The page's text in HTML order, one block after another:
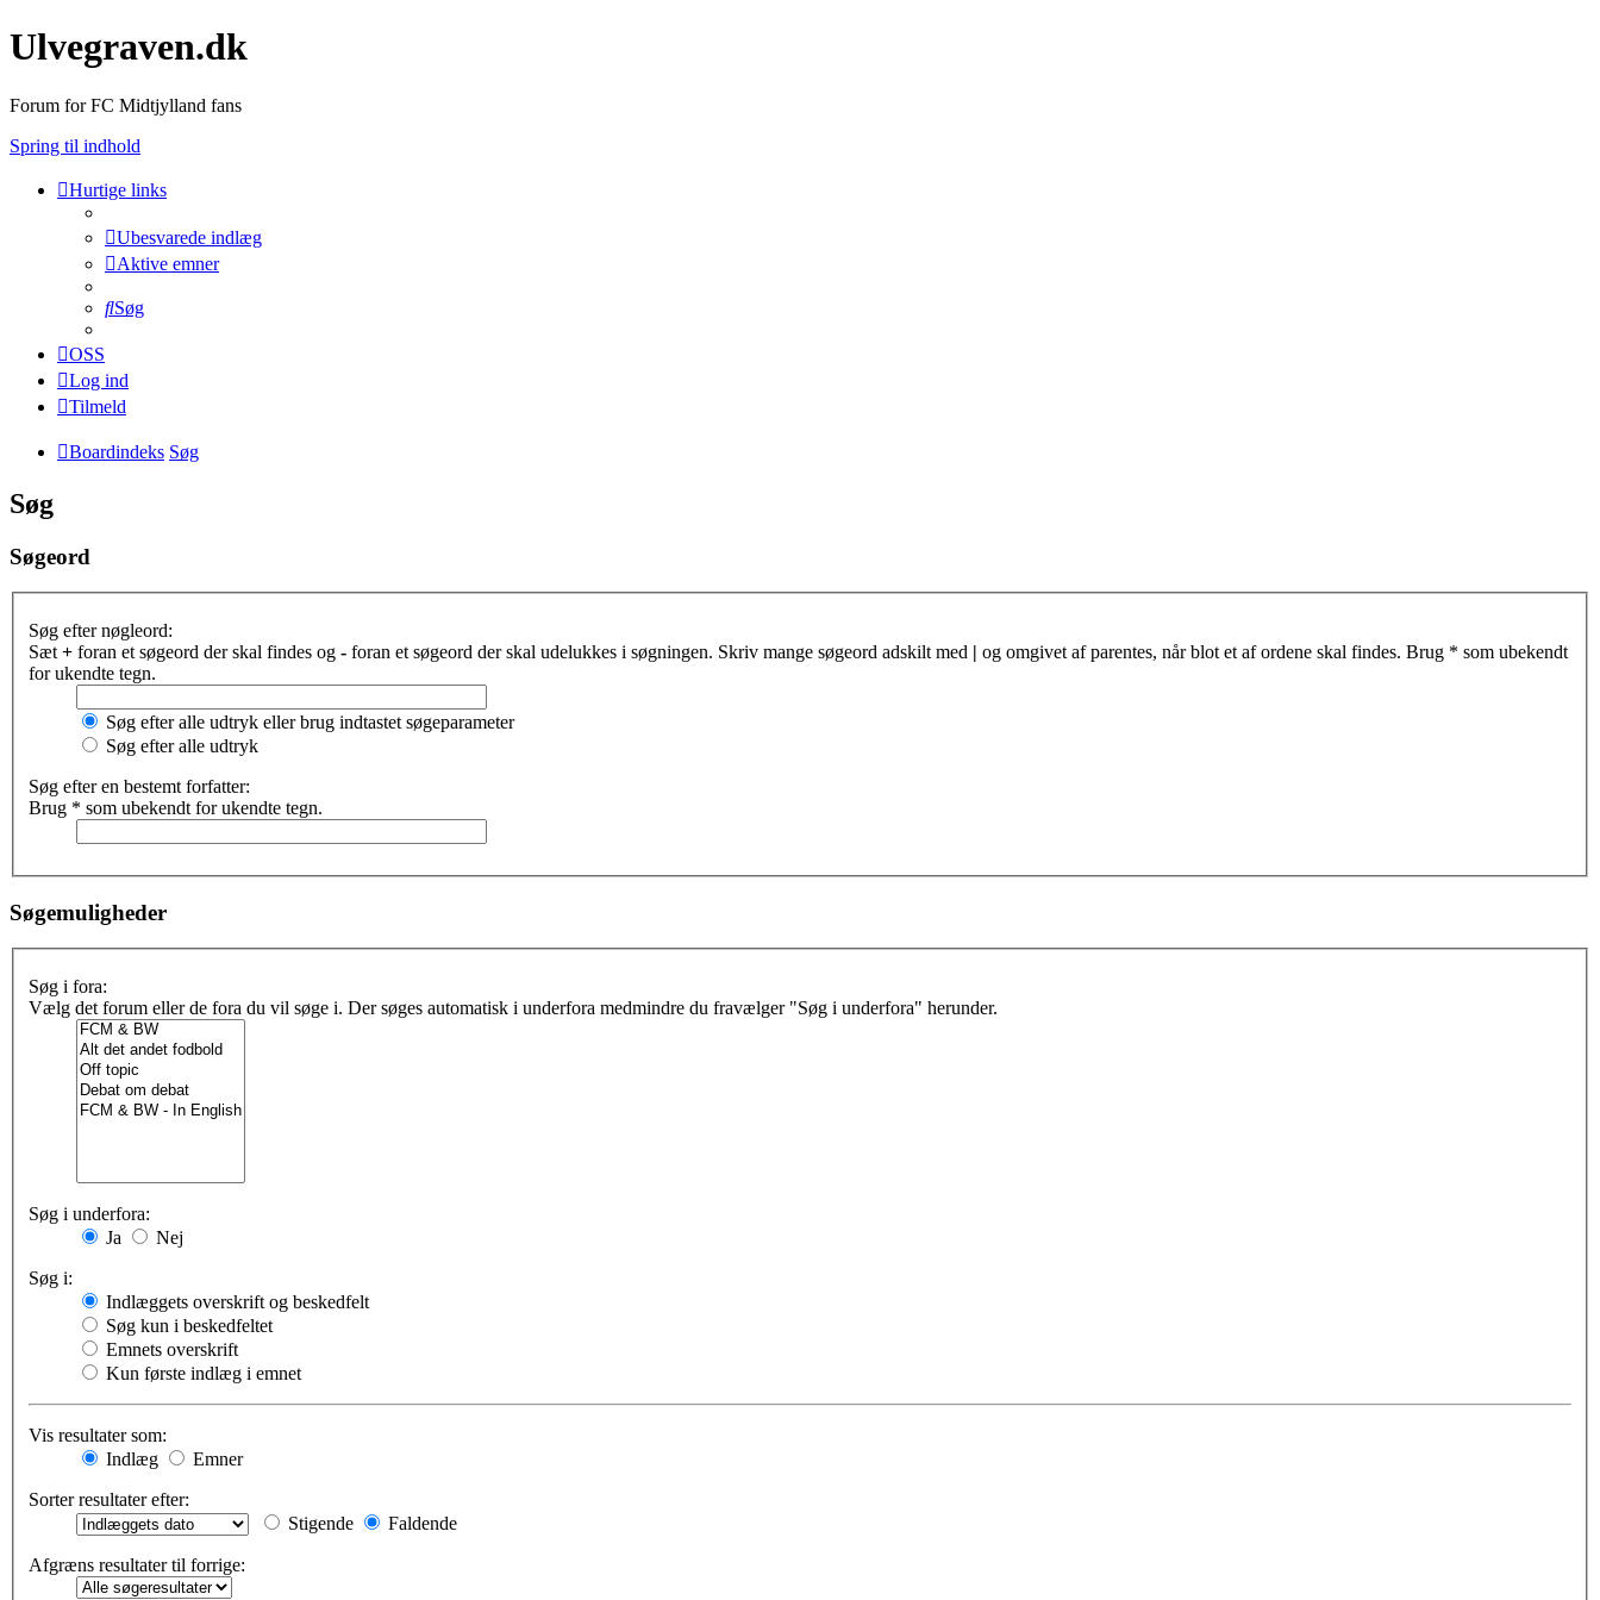
Ulvegraven.dk
Forum for FC Midtjylland fans
Spring til indhold
Hurtige links
Ubesvarede indlæg
Aktive emner
Søg
OSS
Log ind
Tilmeld
Boardindeks Søg
Søg
Søgeord
Søg efter nøgleord:
Sæt + foran et søgeord der skal findes og - foran et søgeord der skal udelukkes i søgningen. Skriv mange søgeord adskilt med | og omgivet af parentes, når blot et af ordene skal findes. Brug * som ubekendt
for ukendte tegn.
Søg efter alle udtryk eller brug indtastet søgeparameter
Søg efter alle udtryk
Søg efter en bestemt forfatter:
Brug * som ubekendt for ukendte tegn.
Søgemuligheder
Søg i fora:
Vælg det forum eller de fora du vil søge i. Der søges automatisk i underfora medmindre du fravælger "Søg i underfora" herunder.
Søg i underfora:
Ja
Nej
Søg i:
Indlæggets overskrift og beskedfelt
Søg kun i beskedfeltet
Emnets overskrift
Kun første indlæg i emnet
Vis resultater som:
Indlæg
Emner
Sorter resultater efter:
Stigende
Faldende
Afgræns resultater til forrige: